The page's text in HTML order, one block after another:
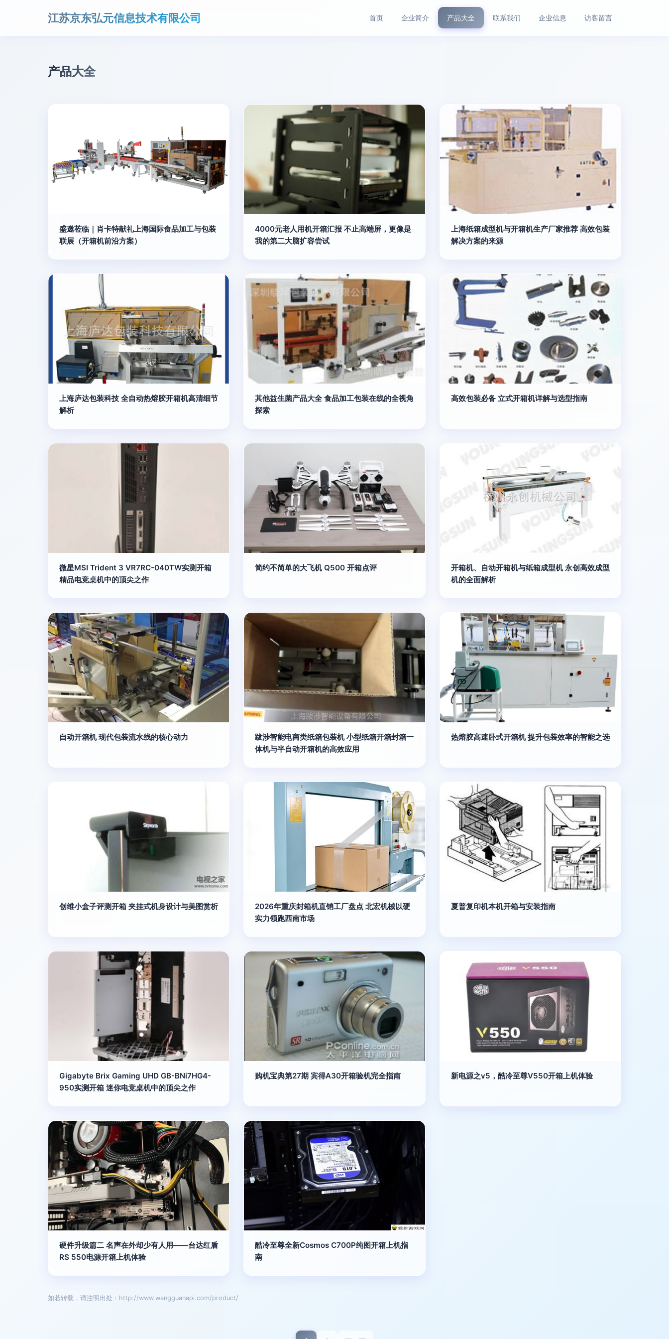
江苏京东弘元信息技术有限公司 首页 企业简介 产品大全 联系我们 企业信息 访客留言
产品大全
盛邀莅临｜肖卡特献礼上海国际食品加工与包装
联展（开箱机前沿方案）
4000元老人用机开箱汇报 不止高端屏，更像是
我的第二大脑扩容尝试
上海纸箱成型机与开箱机生产厂家推荐 高效包装
解决方案的来源
上海庐达包装科技 全自动热熔胶开箱机高清细节
解析
其他益生菌产品大全 食品加工包装在线的全视角
探索
高效包装必备 立式开箱机详解与选型指南
微星MSI Trident 3 VR7RC-040TW实测开箱
精品电竞桌机中的顶尖之作
简约不简单的大飞机 Q500 开箱点评
开箱机、自动开箱机与纸箱成型机 永创高效成型
机的全面解析
自动开箱机 现代包装流水线的核心动力
跋涉智能电商类纸箱包装机 小型纸箱开箱封箱一
体机与半自动开箱机的高效应用
热熔胶高速卧式开箱机 提升包装效率的智能之选
创维小盒子评测开箱 夹挂式机身设计与美图赏析
2026年重庆封箱机直销工厂盘点 北宏机械以硬
实力领跑西南市场
夏普复印机本机开箱与安装指南
Gigabyte Brix Gaming UHD GB-BNi7HG4-
950实测开箱 迷你电竞桌机中的顶尖之作
购机宝典第27期 宾得A30开箱验机完全指南 新电源之v5，酷冷至尊V550开箱上机体验
硬件升级篇二 名声在外却少有人用——台达红盾
RS 550电源开箱上机体验
酷冷至尊全新Cosmos C700P纯图开箱上机指
南
如若转载，请注明出处：http://www.wangguanapi.com/product/